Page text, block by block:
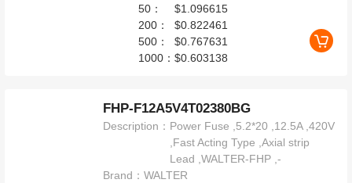
50：
$1.096615
200：
$0.822461
500：
$0.767631
1000：$0.603138
FHP-F12A5V4T02380BG
Description： Power Fuse ,5.2*20 ,12.5A ,420V
,Fast Acting Type ,Axial strip
Lead ,WALTER-FHP ,-
Brand：WALTER